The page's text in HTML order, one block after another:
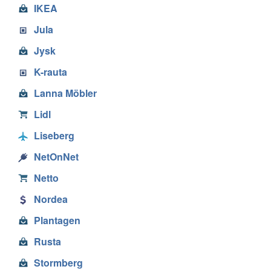
IKEA
Jula
Jysk
K-rauta
Lanna Möbler
Lidl
Liseberg
NetOnNet
Netto
Nordea
Plantagen
Rusta
Stormberg